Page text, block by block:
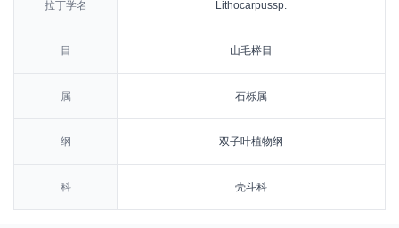
拉丁学名 Lithocarpussp.
目 山毛榉目
属 石栎属
纲 双子叶植物纲
科 壳斗科